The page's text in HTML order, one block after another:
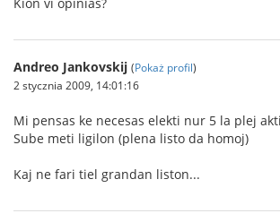
Andreo Jankovskij (Pokaż profil)
2 stycznia 2009, 14:01:16
Mi pensas ke necesas elekti nur 5 la plej
Sube meti ligilon (plena listo da homoj)
Kaj ne fari tiel grandan liston...